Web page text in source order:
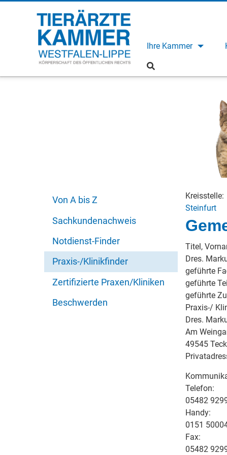
Ihre Kammer
Von A bis Z
Sachkundenachweis
Notdienst-Finder
Praxis-/Klinikfinder
Zertifizierte Praxen/Kliniken
Beschwerden
Kreisstelle:
Steinfurt
Titel,
Dres.
geführte
geführte
geführte
Praxis-/
Dres.
Am
49545
Telefon:
05482
Handy:
0151
Fax:
05482